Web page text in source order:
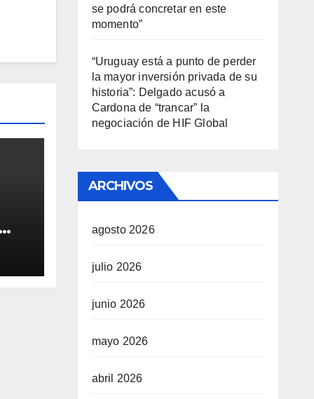
se podrá concretar en este
momento”
“Uruguay está a punto de perder
la mayor inversión privada de su
historia”: Delgado acusó a
Cardona de “trancar” la
negociación de HIF Global
ARCHIVOS
agosto 2026
julio 2026
junio 2026
mayo 2026
abril 2026